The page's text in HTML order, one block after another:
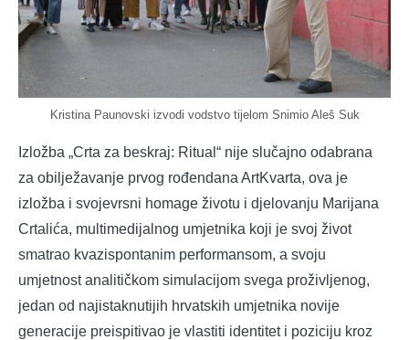
Kristina Paunovski izvodi vodstvo tijelom Snimio Aleš Suk
Izložba „Crta za beskraj: Ritual“ nije slučajno odabrana
za obilježavanje prvog rođendana ArtKvarta, ova je
izložba i svojevrsni homage životu i djelovanju Marijana
Crtalića, multimedijalnog umjetnika koji je svoj život
smatrao kvazispontanim performansom, a svoju
umjetnost analitičkom simulacijom svega proživljenog,
jedan od najistaknutijih hrvatskih umjetnika novije
generacije preispitivao je vlastiti identitet i poziciju kroz